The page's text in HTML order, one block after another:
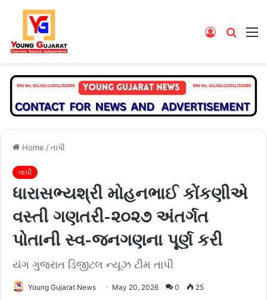
Search
Log
Home /તાપી
તાપી
ધારાસભ્યશ્રી મોહનભાઈ કોંકણીએ
વસ્તી ગણતરી-૨૦૨૭ અંતર્ગત
પોતાની સ્વ-જનગણના પૂર્ણ કરી
યંગ ગુજરાત ડિજીટલ ન્યૂઝ ટીમ તાપી
Young Gujarat News May 20, 2026 0 25